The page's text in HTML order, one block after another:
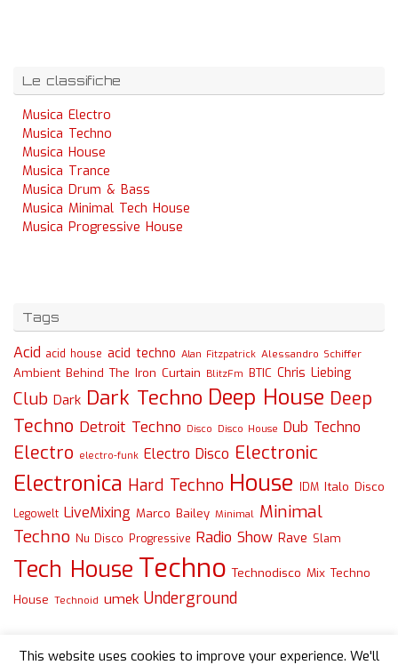
Le classifiche
Musica Electro
Musica Techno
Musica House
Musica Trance
Musica Drum & Bass
Musica Minimal Tech House
Musica Progressive House
Tags
Acid acid house acid techno Alan Fitzpatrick Alessandro Schiffer
Ambient Behind The Iron Curtain BlitzFm BTIC Chris Liebing
Club Dark Dark Techno Deep House Deep
Techno Detroit Techno Disco Disco House Dub Techno
Electro electro-funk Electro Disco Electronic
Electronica Hard Techno House IDM Italo Disco
Legowelt LiveMixing Marco Bailey Minimal Minimal
Techno Nu Disco Progressive Radio Show Rave Slam
Tech House Techno Technodisco Mix Techno
House Technoid umek Underground
This website uses cookies to improve your experience. We'll